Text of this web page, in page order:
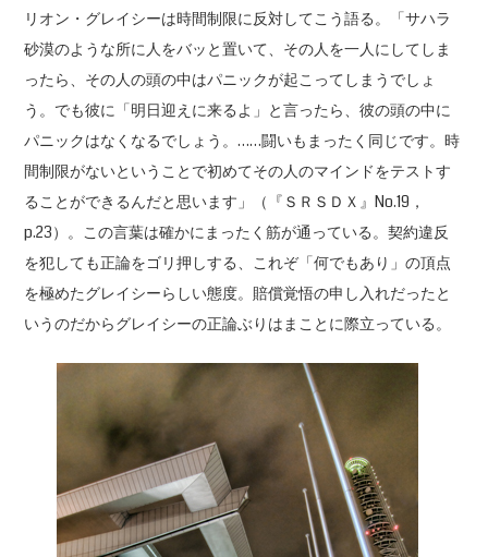
リオン・グレイシーは時間制限に反対してこう語る。「サハラ
砂漠のような所に人をバッと置いて、その人を一人にしてしま
ったら、その人の頭の中はパニックが起こってしまうでしょ
う。でも彼に「明日迎えに来るよ」と言ったら、彼の頭の中に
パニックはなくなるでしょう。……闘いもまったく同じです。時
間制限がないということで初めてその人のマインドをテストす
ることができるんだと思います」（『ＳＲＳＤＸ』No.19，
p.23）。この言葉は確かにまったく筋が通っている。契約違反
を犯しても正論をゴリ押しする、これぞ「何でもあり」の頂点
を極めたグレイシーらしい態度。賠償覚悟の申し入れだったと
いうのだからグレイシーの正論ぶりはまことに際立っている。